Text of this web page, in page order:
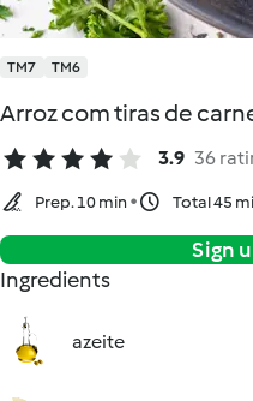
TM7 TM6
Arroz com tiras de
3.9 36
Prep. 10 min Total 45
Sign
Ingredients
azeite